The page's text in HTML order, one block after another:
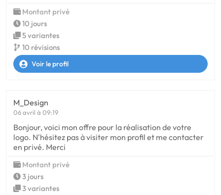
Montant privé
10 jours
5 variantes
10 révisions
Voir le profil
M_Design
06 avril à 09:19
Bonjour, voici mon offre pour la réalisation de votre
logo. N'hésitez pas à visiter mon profil et me contacter
en privé. Merci
Montant privé
3 jours
3 variantes